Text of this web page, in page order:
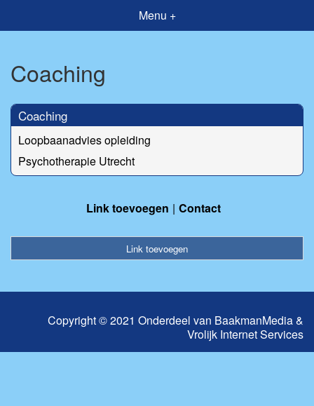
Menu +
Coaching
Coaching
Loopbaanadvies opleiding
Psychotherapie Utrecht
Link toevoegen Contact
Link toevoegen
Copyright © 2021 Onderdeel van BaakmanMedia&
Vrolijk Internet Services